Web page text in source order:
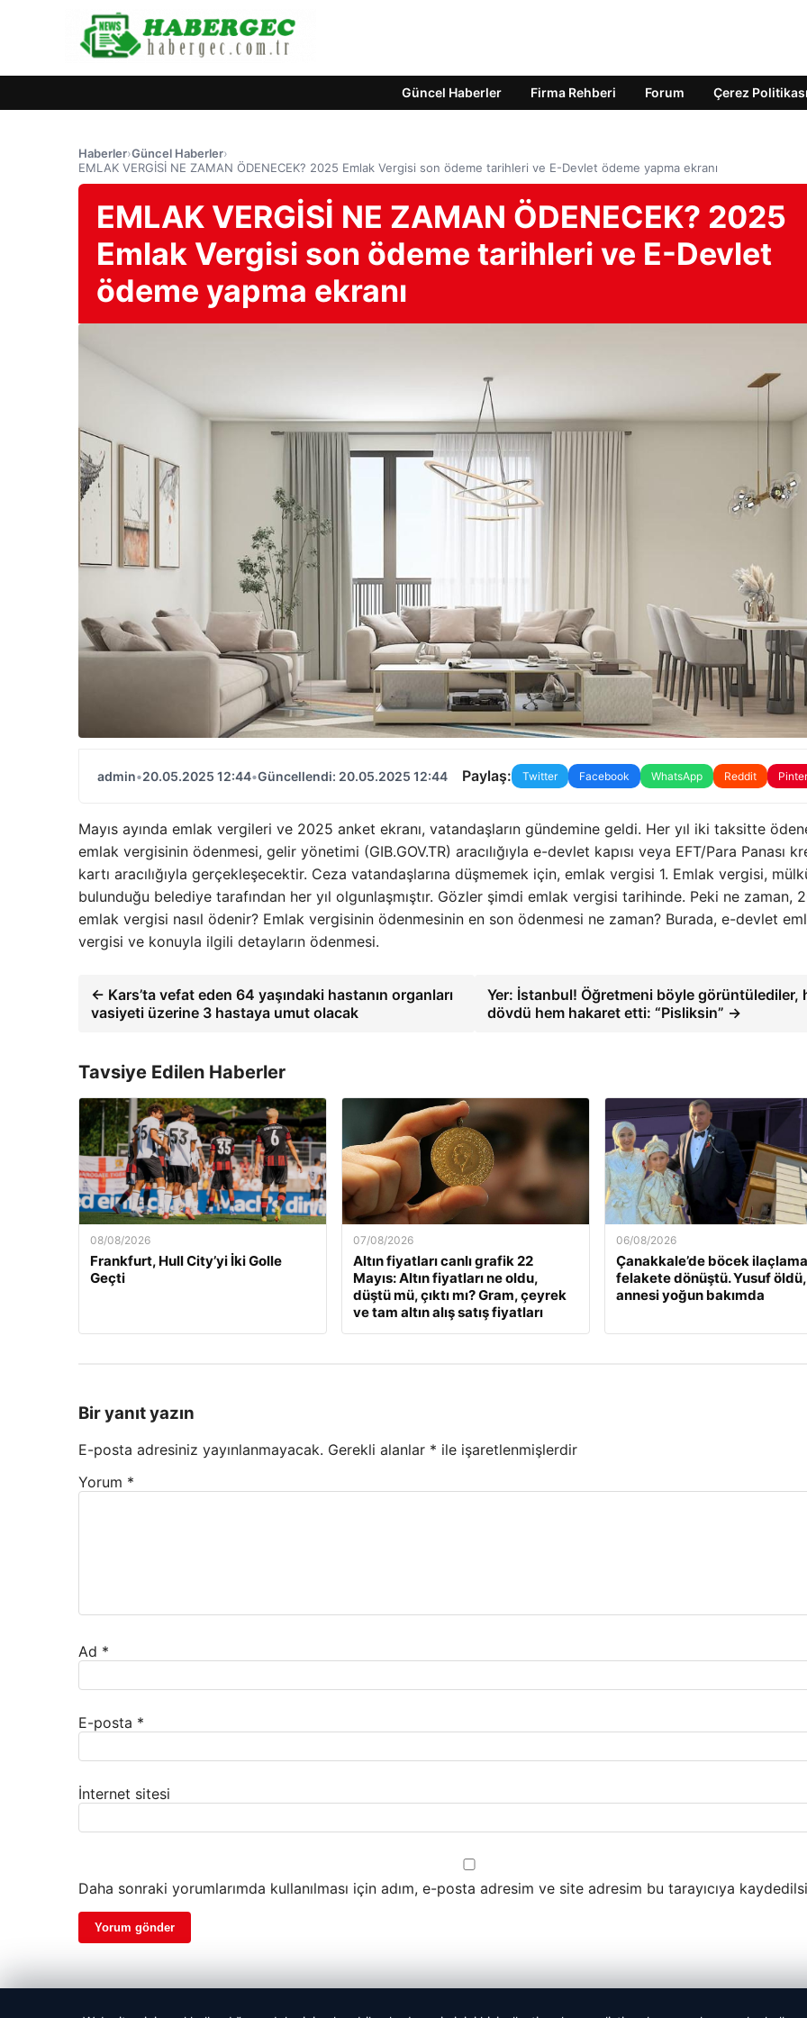
Güncel Haberler Firma Rehberi Forum Çerez Politikası
Haberler›Güncel Haberler›
EMLAK VERGİSİ NE ZAMAN ÖDENECEK? 2025 Emlak Vergisi son ödeme tarihleri ve E-Devlet ödeme yapma ekranı
EMLAK VERGİSİ NE ZAMAN ÖDENECEK? 2025
Emlak Vergisi son ödeme tarihleri ve E-Devlet
ödeme yapma ekranı
admin•20.05.2025 12:44•Güncellendi: 20.05.2025 12:44 Paylaş: Twitter Facebook WhatsApp Reddit
Mayıs ayında emlak vergileri ve 2025 anket ekranı, vatandaşların gündemine geldi. Her yıl iki taksitte
emlak vergisinin ödenmesi, gelir yönetimi (GIB.GOV.TR) aracılığıyla e-devlet kapısı veya EFT/Para Panası
kartı aracılığıyla gerçekleşecektir. Ceza vatandaşlarına düşmemek için, emlak vergisi 1. Emlak vergisi,
bulunduğu belediye tarafından her yıl olgunlaşmıştır. Gözler şimdi emlak vergisi tarihinde. Peki ne zaman,
emlak vergisi nasıl ödenir? Emlak vergisinin ödenmesinin en son ödenmesi ne zaman? Burada, e-devlet
vergisi ve konuyla ilgili detayların ödenmesi.
← Kars’ta vefat eden 64 yaşındaki hastanın organları
vasiyeti üzerine 3 hastaya umut olacak
Yer: İstanbul! Öğretmeni böyle görüntülediler,
dövdü hem hakaret etti: “Pisliksin” →
Tavsiye Edilen Haberler
08/08/2026
Frankfurt, Hull City’yi İki Golle
Geçti
07/08/2026
Altın fiyatları canlı grafik 22
Mayıs: Altın fiyatları ne oldu,
düştü mü, çıktı mı? Gram, çeyrek
ve tam altın alış satış fiyatları
06/08/2026
Çanakkale’de böcek
felakete dönüştü. Yusuf öldü,
annesi yoğun bakımda
Bir yanıt yazın
E-posta adresiniz yayınlanmayacak. Gerekli alanlar * ile işaretlenmişlerdir
Yorum *
Ad *
E-posta *
İnternet sitesi
Daha sonraki yorumlarımda kullanılması için adım, e-posta adresim ve site adresim bu tarayıcıya